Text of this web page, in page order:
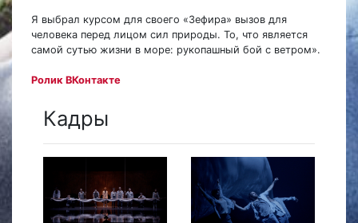
Я выбрал курсом для своего «Зефира» вызов для
человека перед лицом сил природы. То, что является
самой сутью жизни в море: рукопашный бой с ветром».
Ролик ВКонтакте
Кадры